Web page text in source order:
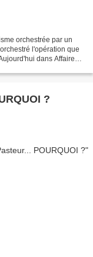
orchestrée par un
l'opération que
dans Affaires
?